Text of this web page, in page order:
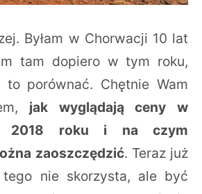
Byłam w Chorwacji 10 lat
tam dopiero w tym roku,
porównać. Chętnie Wam
jak wyglądają ceny w
2018 roku i na czym
zaoszczędzić. Teraz już
nie skorzysta, ale być